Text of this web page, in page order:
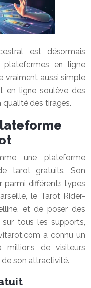
est désormais
en ligne
vraiment aussi simple
en ligne soulève des
qualité des tirages.
une plateforme
tarot gratuits. Son
parmi différents types
le Tarot Rider-
et de poser des
tous les supports,
a connu un
millions de visiteurs
son attractivité.